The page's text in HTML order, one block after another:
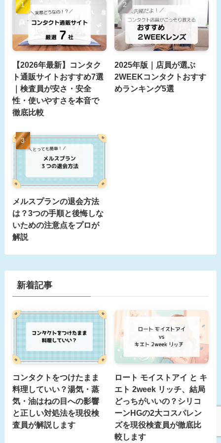
【2026年最新】コンタク
ト通販サイトおすすめ7選
｜検査員が安さ・安全
性・使いやすさを本音で
徹底比較
2025年版｜店員が選ぶ
2WEEKコンタクトおすす
めランキング5選
メルスプランの退会方法
は？3つの手順と後悔しな
いための注意点をプロが
解説
新着記事
コンタクトをつけたまま
料理していい？湯気・蒸
気・油はねの目への影響
と正しい対処法を現役検
査員が解説します
ロート モイストアイ と キ
エト 2week リッチ、結局
どっちがいいの？シリコ
ーンHGの2大コスパレン
ズを現役検査員が徹底比
較します